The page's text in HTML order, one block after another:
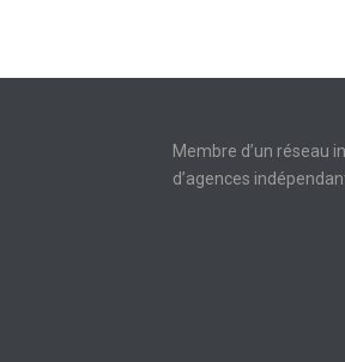
Membre d’un réseau
d’agences